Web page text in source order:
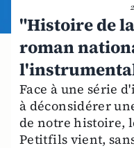
"Histoire de
roman
Face à une série
à déconsidérer
de notre histoire,
Petitfils vient,